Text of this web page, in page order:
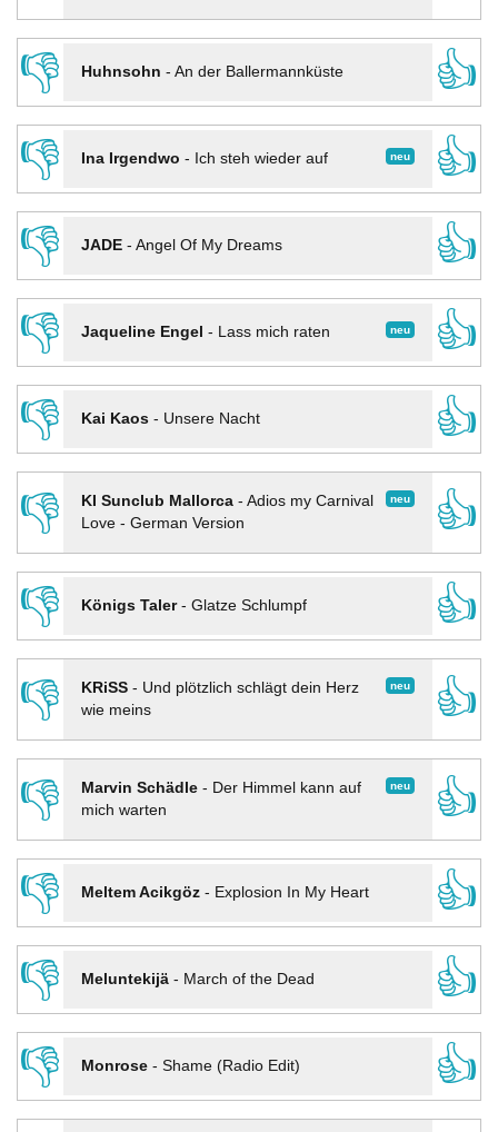
👎
Huhnsohn - An der Ballermannküste
👍
👎
neu
Ina Irgendwo - Ich steh wieder auf
👍
👎
JADE- Angel Of My Dreams
👍
👎
neu
Jaqueline Engel - Lass mich raten
👍
👎
Kai Kaos- Unsere Nacht
👍
👎
neu
KI Sunclub Mallorca- Adios my Carnival
Love - German Version
👍
👎
Königs Taler- Glatze Schlumpf
👍
👎
neu
KRiSS- Und plötzlich schlägt dein Herz
wie meins
👍
👎 neu
Marvin Schädle- Der Himmel kann auf
mich warten
👍
👎
Meltem Acikgöz- Explosion In My Heart
👍
👎
Meluntekijä- March of the Dead
👍
👎
Monrose- Shame (Radio Edit)
👍